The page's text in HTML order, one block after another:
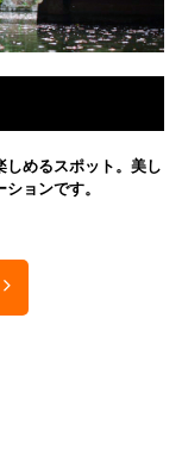
しめるスポット。美し
ョンです。